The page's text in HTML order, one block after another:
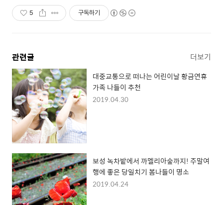
5 구독하기
관련글 더보기
대중교통으로 떠나는 어린이날 황금연휴
가족 나들이 추천
2019.04.30
보성 녹차밭에서 까멜리아숲까지! 주말여
행에 좋은 당일치기 봄나들이 명소
2019.04.24